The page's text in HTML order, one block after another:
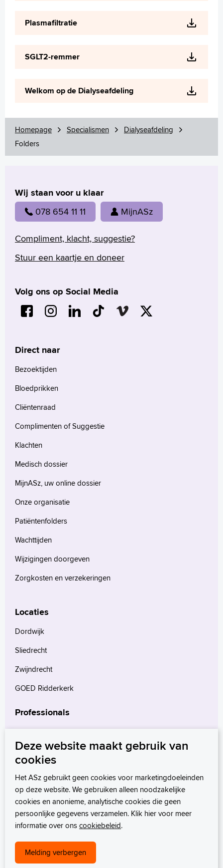
Plasmafiltratie
SGLT2-remmer
Welkom op de Dialyseafdeling
Homepage Specialismen
Dialyseafdeling
Folders
Wij staan voor u klaar
078 654 11 11 MijnASz
Compliment, klacht, suggestie?
Stuur een kaartje en doneer
Volg ons op Social Media
Direct naar
Bezoektijden
Bloedprikken
Cliëntenraad
Complimenten of Suggestie
Klachten
Medisch dossier
MijnASz, uw online dossier
Onze organisatie
Patiëntenfolders
Wachttijden
Wijzigingen doorgeven
Zorgkosten en verzekeringen
Locaties
Dordwijk
Sliedrecht
Zwijndrecht
GOED Ridderkerk
Professionals
Verwijzers
Wetenschappelijk onderzoek
Deze website maakt gebruik van
cookies
Het ASz gebruikt geen cookies voor marketingdoeleinden
op deze website. We gebruiken alleen noodzakelijke
cookies en anonieme, analytische cookies die geen
persoonlijke gegevens verzamelen. Klik hier voor meer
informatie over onscookiebeleid.
Melding verbergen